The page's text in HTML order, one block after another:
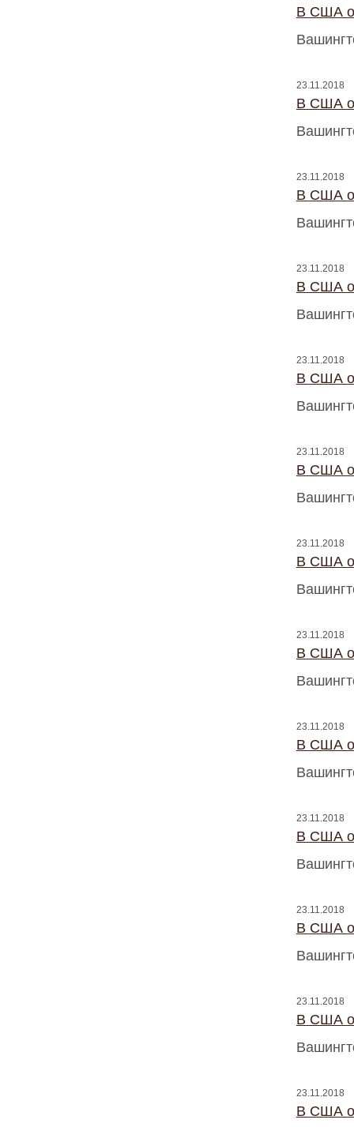
В США
23.11.2018
В США
23.11.2018
В США
23.11.2018
В США
23.11.2018
В США
23.11.2018
В США
23.11.2018
В США
23.11.2018
В США
23.11.2018
В США
23.11.2018
В США
23.11.2018
В США
23.11.2018
В США
23.11.2018
В США